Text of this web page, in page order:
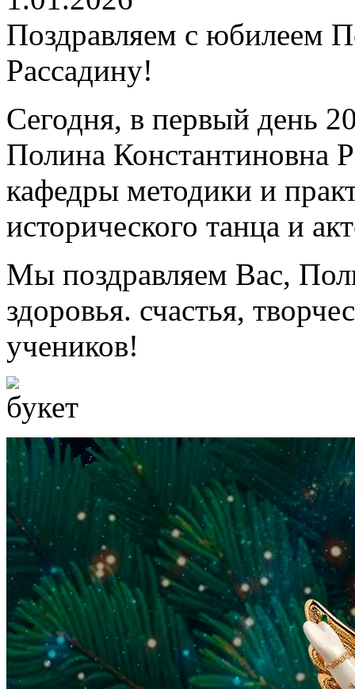
Поздравляем с юбилеем
Рассадину!
Сегодня, в первый день
Полина Константиновна
кафедры методики и
исторического танца и
Мы поздравляем Вас,
здоровья. счастья,
учеников!